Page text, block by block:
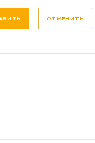
ОТМЕНИТЬ